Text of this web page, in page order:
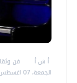
أ ش أ
فن
الجمعة، 07 اغسطس 2026 12:49 ص